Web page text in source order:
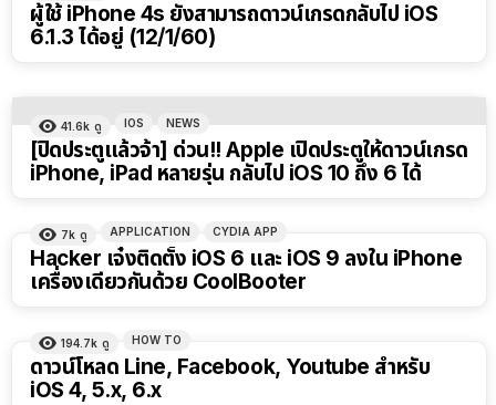
ผู้ใช้ iPhone 4s ยังสามารถดาวน์เกรดกลับไป iOS
6.1.3 ได้อยู่ (12/1/60)
41.6k ดู IOS NEWS
[ปิดประตูแล้วจ้า] ด่วน!! Apple เปิดประตูให้ดาวน์เกรด
iPhone, iPad หลายรุ่น กลับไป iOS 10 ถึง 6 ได้
7k ดู APPLICATION CYDIA APP
Hacker เจ๋งติดตั้ง iOS 6 และ iOS 9 ลงใน iPhone
เครื่องเดียวกันด้วย CoolBooter
194.7k ดู HOW TO
ดาวน์โหลด Line, Facebook, Youtube สำหรับ
iOS 4, 5.x, 6.x